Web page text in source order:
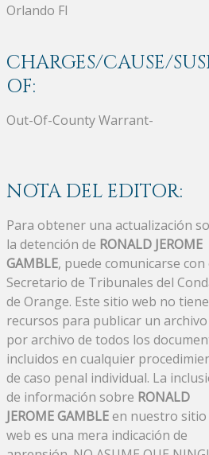
Orlando Fl
CHARGES/CAUSE/
OF:
Out-Of-County Warrant-
NOTA DEL EDITOR:
Para obtener una actualización
la detención de RONALD JEROME
GAMBLE, puede comunicarse con
Secretario de Tribunales del
de Orange. Este sitio web no
recursos para publicar un archivo
por archivo de todos los
incluidos en cualquier
de caso penal individual. La
de información sobre RONALD
JEROME GAMBLEen nuestro sitio
web es una mera indicación de